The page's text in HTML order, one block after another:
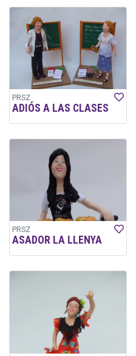
PRSZ
ADIÓS A LAS CLASES
PRSZ
ASADOR LA LLENYA